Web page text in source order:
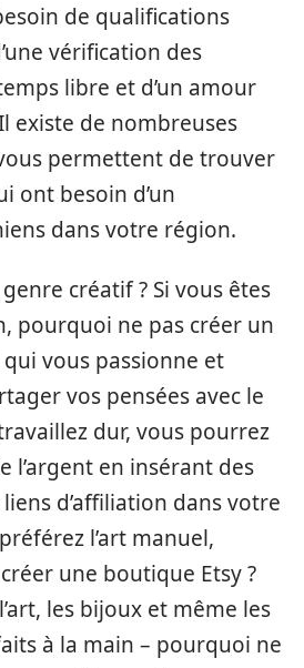
de qualifications
vérification des
libre et d’un amour
existe de nombreuses
permettent de trouver
ont besoin d’un
dans votre région.
créatif ? Si vous êtes
pourquoi ne pas créer un
vous passionne et
vos pensées avec le
dur, vous pourrez
l’argent en insérant des
d’affiliation dans votre
l’art manuel,
une boutique Etsy ?
les bijoux et même les
à la main – pourquoi ne